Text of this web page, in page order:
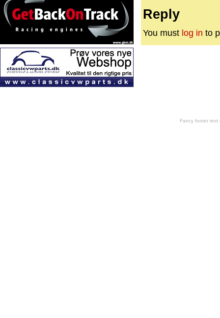
Reply
You must log in to
Fancy footer